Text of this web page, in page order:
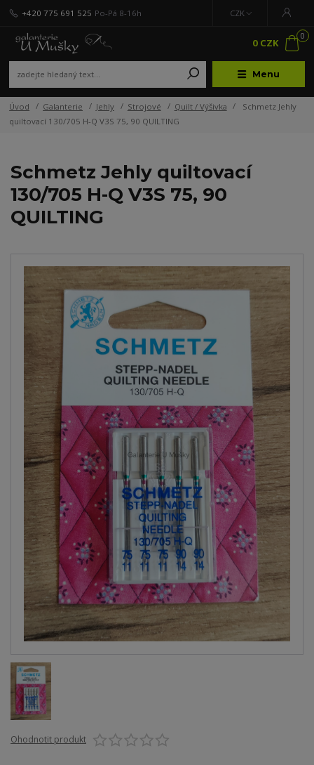
Menu
CZK
+420 775 691 525 Po-Pá 8-16h
0
0 CZK
Úvod Galanterie Jehly Strojové Quilt / Výšivka
Schmetz Jehly
quiltovací 130/705 H-Q V3S 75, 90 QUILTING
Schmetz Jehly quiltovací
130/705 H-Q V3S 75, 90
QUILTING
Ohodnotit produkt